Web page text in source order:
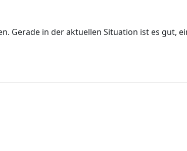
Gerade in der aktuellen Situation ist es gut,